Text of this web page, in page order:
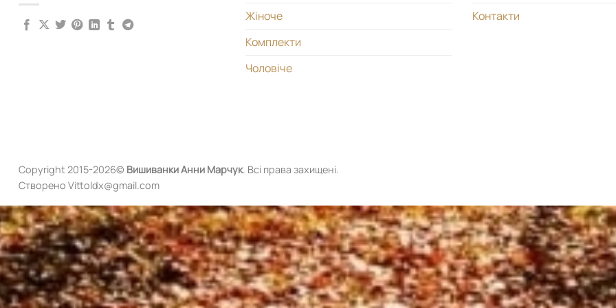
Жіноче
Комплекти
Чоловіче
Контакти
Copyright 2015-2026© ВишиванкиАнни Марчук. Всі права захищені.
Створено Vittoldx@gmail.com